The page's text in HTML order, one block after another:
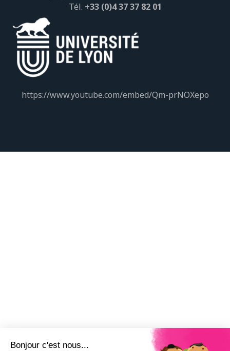
Tél. +33 (0)4 37 37 82 01
https://www.youtube.com/embed/Qm-prNOXepo